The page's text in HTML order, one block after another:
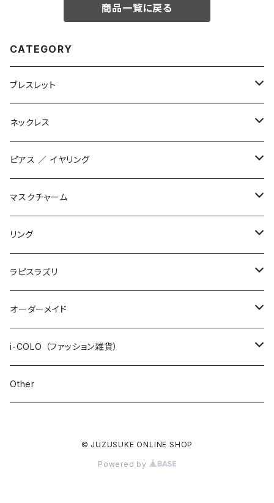
商品一覧に戻る
CATEGORY
ブレスレット
数珠ブレスレット
STONE ONLY
JUZUSUKE STANDARD
ブレイドブレスレット
2連ブレスレット
STONE ONLY
JUZUSUKE STANDARD
ワイヤーブレスレット
ネックレス
オリジナル
インポート
ピアス ／ イヤリング
オリジナル
インポート
マスクチャーム
1200+tax
1500+tax
リング
オリジナル
インポート
ラピスラズリ
ブレスレット
ネックレス
ピアス / イヤリング
オーダーメイド
数珠ブレスレット
STONE ONLY
2連ブレスレット
i-COLO （ファッション雑貨）
雑貨
Other
© JUZUSUKE ONLINE SHOP
Powered by